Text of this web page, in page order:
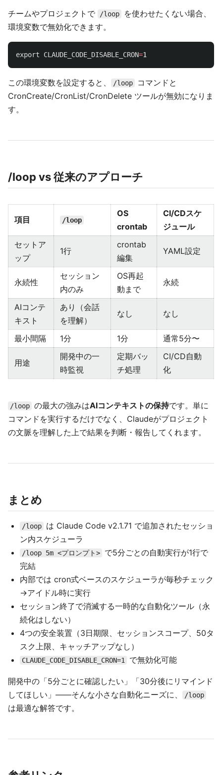
チームやプロジェクトで /loop
を使わせたくない場合、
環境変数で無効化できます。
export CLAUDE_CODE_DISABLE_CRON=
この環境変数を設定すると、 /loop
コマンドと
CronCreate/CronList/CronDelete ツールが無効になりま
す。
/loop vs 従来のアプローチ
項目 /loop
OS
crontab
CI/CDスケ
ジュール
セットア
ップ
1行
crontab
編集
YAML設定
永続性
セッション
内のみ
OS再起
動まで
永続
AIコンテ
キスト
あり（会話
を理解）
なし なし
最小間隔 1分 1分 通常5分〜
用途
開発中の一
時監視
定期バッ
チ処理
CI/CD自動
化
/loop の最大の強みはAIコンテキストの保持です。単に
コマンドを実行するだけでなく、Claudeがプロジェクト
の文脈を理解した上で結果を判断・報告してくれます。
まとめ
/loop
は Claude Code v2.1.71 で追加されたセッショ
ン内スケジューラ
/loop 5m <プロンプト>
で5分ごとの自動実行が1行で
完結
内部では cron式ベースのスケジューラが毎秒チェック
→アイドル時に実行
セッション終了で消滅する一時的な自動化ツール（永
続化はしない）
4つの安全装置（3日期限、セッションスコープ、50タ
スク上限、キャッチアップなし）
CLAUDE_CODE_DISABLE_CRON=1 で無効化可能
開発中の「5分ごとに確認したい」「30分後にリマインド
してほしい」——そんな小さな自動化ニーズに、
/loop
は最適な解答です。